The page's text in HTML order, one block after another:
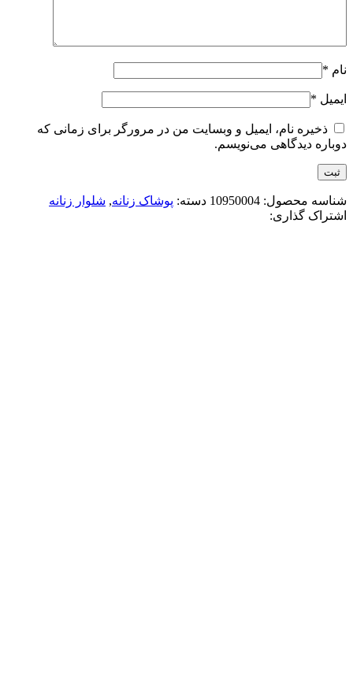
نام *
ایمیل *
ذخیره نام، ایمیل و وبسایت من در مرورگر برای زمانی که
دوباره دیدگاهی می‌نویسم.
شناسه محصول: 10950004 دسته: پوشاک زنانه, شلوار زنانه
اشتراک گذاری: